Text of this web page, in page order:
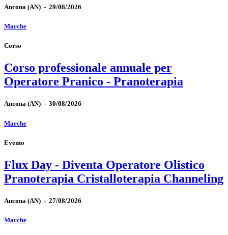
Ancona (AN) - 29/08/2026
Marche
Corso
Corso professionale annuale per
Operatore Pranico - Pranoterapia
Ancona (AN) - 30/08/2026
Marche
Evento
Flux Day - Diventa Operatore Olistico
Pranoterapia Cristalloterapia Channeling
Ancona (AN) - 27/08/2026
Marche